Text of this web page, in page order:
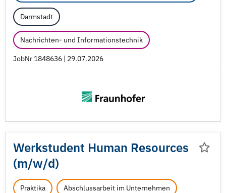
Darmstadt
Nachrichten- und Informationstechnik
JobNr 1848636 | 29.07.2026
Werkstudent Human Resources
(m/w/d)
Praktika Abschlussarbeit im Unternehmen